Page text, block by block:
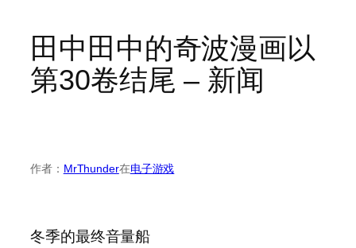
田中田中的奇波漫画以
第30卷结尾 – 新闻
作者： MrThunder在电子游戏
冬季的最终音量船